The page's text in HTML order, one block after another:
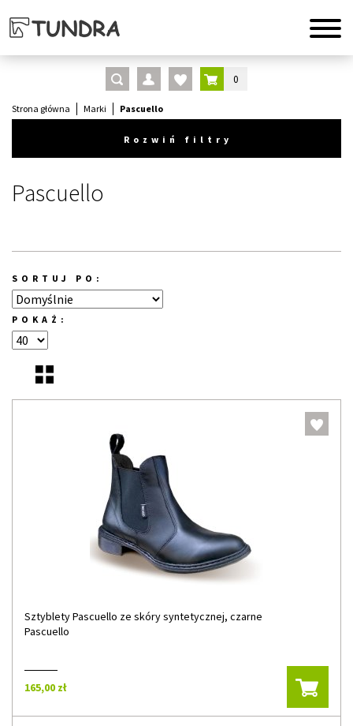
0
Strona główna Marki Pascuello
Rozwiń filtry
Pascuello
SORTUJ PO:
POKAŻ:
Sztyblety Pascuello ze skóry syntetycznej, czarne
Pascuello
165,00 zł